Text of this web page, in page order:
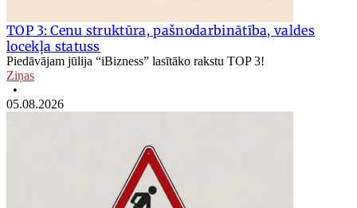
TOP 3: Cenu struktūra, pašnodarbinātība, valdes
locekļa statuss
Piedāvājam jūlija “iBizness” lasītāko rakstu TOP 3!
Ziņas
•
05.08.2026